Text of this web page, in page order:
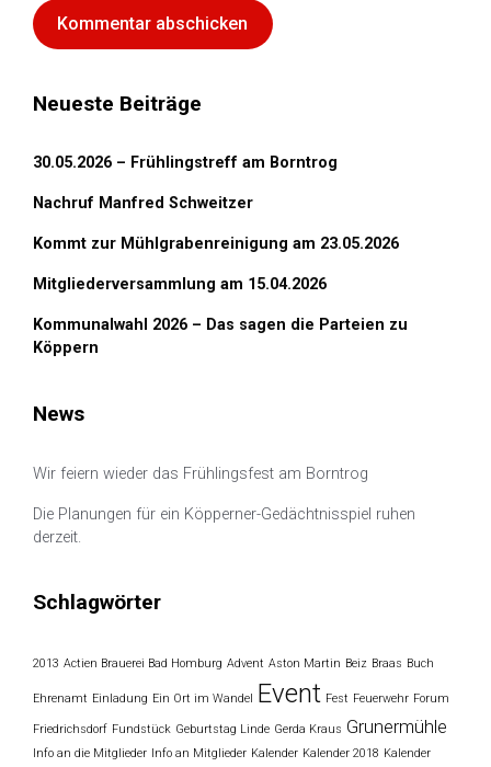
Neueste Beiträge
30.05.2026 – Frühlingstreff am Borntrog
Nachruf Manfred Schweitzer
Kommt zur Mühlgrabenreinigung am 23.05.2026
Mitgliederversammlung am 15.04.2026
Kommunalwahl 2026 – Das sagen die Parteien zu
Köppern
News
Wir feiern wieder das Frühlingsfest am Borntrog
Die Planungen für ein Köpperner-Gedächtnisspiel ruhen
derzeit.
Schlagwörter
2013 Actien Brauerei Bad Homburg Advent Aston Martin Beiz Braas Buch
Ehrenamt Einladung Ein Ort im Wandel Event Fest Feuerwehr Forum
Friedrichsdorf Fundstück Geburtstag Linde Gerda Kraus Grunermühle
Info an die Mitglieder Info an Mitglieder Kalender Kalender 2018 Kalender